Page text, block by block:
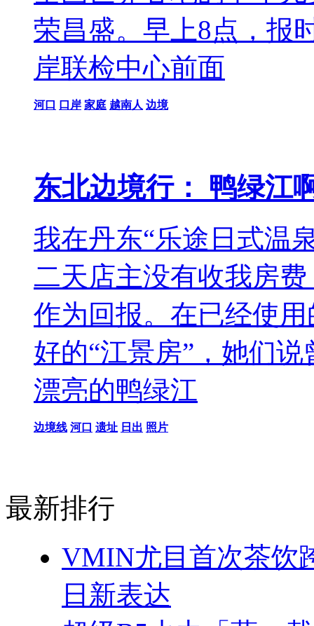
荣昌盛。早上8点，报
岸联检中心前面
河口 口岸 家庭 越南人 边境
东北边境行： 鸭绿江
我在丹东“乐途日式温
二天店主没有收我房
作为回报。在已经使
好的“江景房”，她们
漂亮的鸭绿江
边境线 河口 遗址 日出 照片
最新排行
VMIN尤目首次茶饮
日新表达